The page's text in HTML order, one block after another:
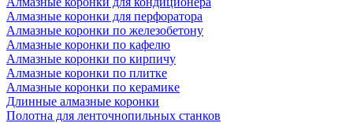
Алмазные коронки для перфоратора
Алмазные коронки по железобетону
Алмазные коронки по кафелю
Алмазные коронки по кирпичу
Алмазные коронки по плитке
Алмазные коронки по керамике
Длинные алмазные коронки
Полотна для ленточнопильных станков